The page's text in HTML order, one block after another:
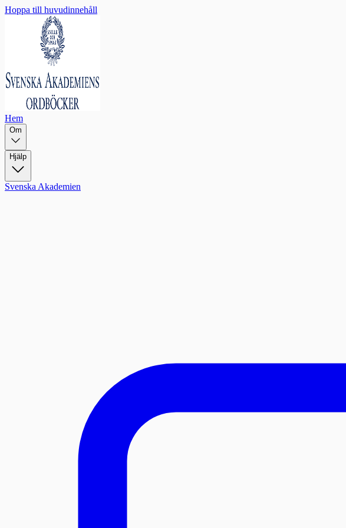
Hoppa till huvudinnehåll
Hem
Om
Hjälp
Svenska Akademien